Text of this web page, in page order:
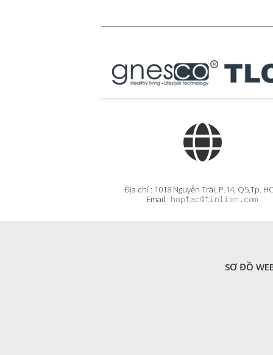
Địa chỉ : 1018 Nguyễn Trãi, P.14, Q5,Tp.
Email :
SƠ ĐỒ